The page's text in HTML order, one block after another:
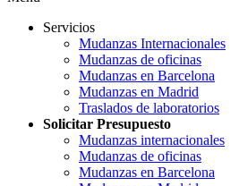
Servicios
Mudanzas Internacionales
Mudanzas de oficinas
Mudanzas en Barcelona
Mudanzas en Madrid
Traslados de laboratorios
Solicitar Presupuesto
Mudanzas internacionales
Mudanzas de oficinas
Mudanzas en Barcelona